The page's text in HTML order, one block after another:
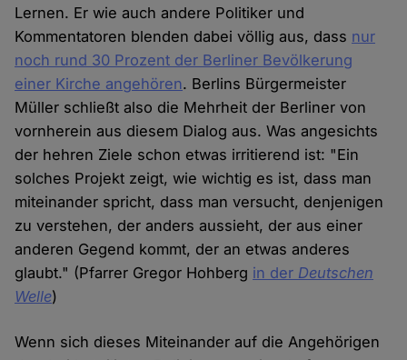
Lernen. Er wie auch andere Politiker und
Kommentatoren blenden dabei völlig aus, dass nur
noch rund 30 Prozent der Berliner Bevölkerung
einer Kirche angehören. Berlins Bürgermeister
Müller schließt also die Mehrheit der Berliner von
vornherein aus diesem Dialog aus. Was angesichts
der hehren Ziele schon etwas irritierend ist: "Ein
solches Projekt zeigt, wie wichtig es ist, dass man
miteinander spricht, dass man versucht, denjenigen
zu verstehen, der anders aussieht, der aus einer
anderen Gegend kommt, der an etwas anderes
glaubt." (Pfarrer Gregor Hohberg in der Deutschen
Welle)
Wenn sich dieses Miteinander auf die Angehörigen